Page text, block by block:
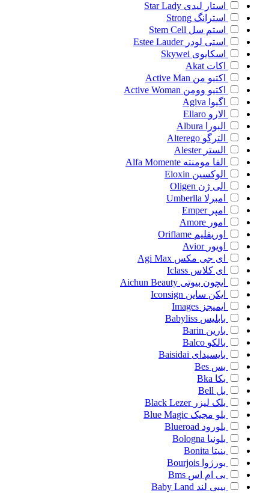
استار لیدی Star Lady
استرانگ Strong
استم سل Stem Cell
استی لودر Estee Lauder
اسکایوی Skywei
اکات Akat
اکتیو من Active Man
اکتیو وومن Active Woman
اگیوا Agiva
الارو Ellaro
البورا
Albura
الترگو Alterego
الستر Alester
الفا مومنته Alfa Momente
الوکسین Eloxin
الی ژن Oligen
امبرلا Umberlla
امپر Emper
امور Amore
اوریفلیم Oriflame
اویور Avior
ای جی مکس Agi Max
ای کلاس Iclass
ایچون بیوتی Aichun Beauty
ایکن ساین Iconsign
ایمیجز Images
بابلیس Babyliss
بارین Barin
بالکو Balco
بایسیدای Baisidai
بس Bes
بکا Bka
بل Bell
بلک لیزر Black Lezer
بلو مجیک Blue Magic
بلورود Blueroad
بلونیا Bologna
بنیتا Bonita
بورژوا Bourjois
بی ام اس Bms
بیبی لند Baby Land